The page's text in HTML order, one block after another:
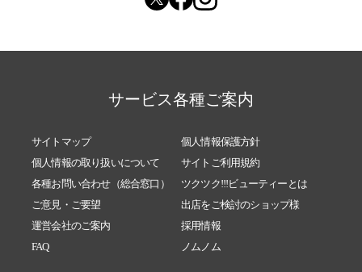
サービス各種ご案内
サイトマップ
個人情報保護方針
個人情報の取り扱いについて
サイトご利用規約
各種お問い合わせ（総合窓口）
ツクツク!!!ビューティーとは
ご意見・ご要望
出店をご検討のショップ様
運営会社のご案内
採用情報
FAQ
ノムノム